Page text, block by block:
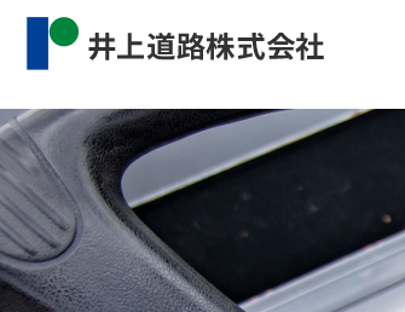
Warning: Undefined property:
content/themes/